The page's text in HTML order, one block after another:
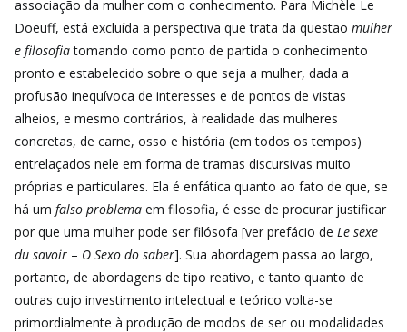
associação da mulher com o conhecimento. Para Michèle Le
Doeuff, está excluída a perspectiva que trata da questão mulher
e filosofiatomando como ponto de partida o conhecimento
pronto e estabelecido sobre o que seja a mulher, dada a
profusão inequívoca de interesses e de pontos de vistas
alheios, e mesmo contrários, à realidade das mulheres
concretas, de carne, osso e história (em todos os tempos)
entrelaçados nele em forma de tramas discursivas muito
próprias e particulares. Ela é enfática quanto ao fato de que, se
há um falso problema em filosofia, é esse de procurar justificar
por que uma mulher pode ser filósofa [ver prefácio de Le sexe
du savoir – O Sexo do saber]. Sua abordagem passa ao largo,
portanto, de abordagens de tipo reativo, e tanto quanto de
outras cujo investimento intelectual e teórico volta-se
primordialmente à produção de modos de ser ou modalidades